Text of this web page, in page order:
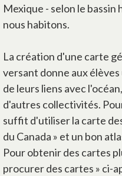
Mexique - selon le
nous habitons.
La création d'une carte
versant donne aux
de leurs liens avec
d'autres collectivités.
suffit d'utiliser la carte
du Canada » et un bon
Pour obtenir des cartes
procurer des cartes » ci-